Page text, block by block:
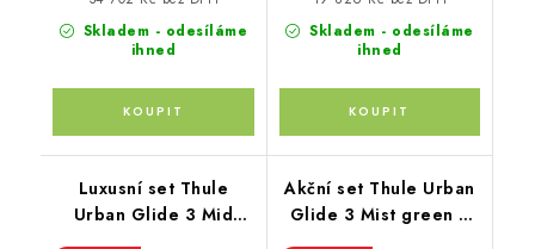
Skladem - odesíláme
ihned
Skladem - odesíláme
ihned
Luxusní set Thule
Urban Glide 3 Mid
Akční set Thule Urban
Glide 3 Mist green +